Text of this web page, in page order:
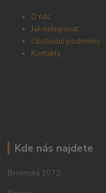
O nás
Jak nakupovat
Obchodní podmínky
Kontakty
Kde nás najdete
Brněnská 1073